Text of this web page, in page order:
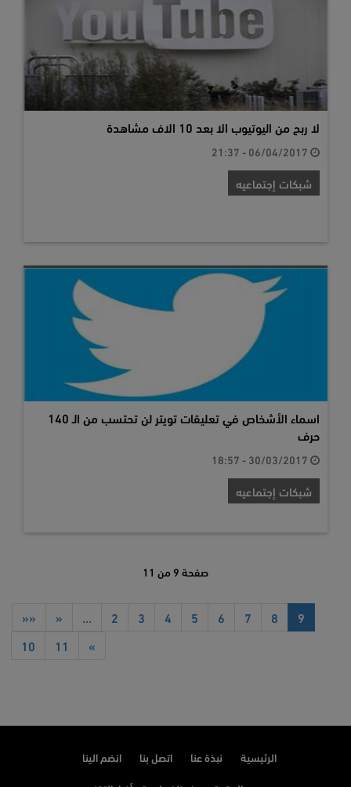
لا ربح من اليوتيوب الا بعد 10 الاف مشاهدة
شبكات إجتماعيه
اسماء الأشخاص في تعليقات تويتر لن تحتسب من الـ 140
حرف
شبكات إجتماعيه
صفحة 9 من 11
«« « … 2 3 4 5 6 7 8
9
10
11 »
الرئيسية نبذة عنا اتصل بنا
انضم الينا